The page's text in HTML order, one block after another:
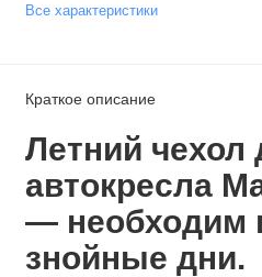
Все характеристики
Краткое описание
Летний чехол
автокресла
— необходим
знойные дни.